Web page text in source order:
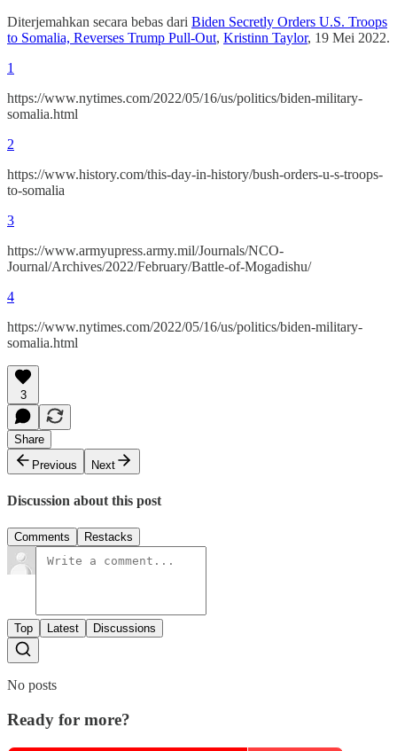
Diterjemahkan secara bebas dari Biden Secretly Orders U.S. Troops
to Somalia, Reverses Trump Pull-Out, Kristinn Taylor, 19 Mei 2022.
1
https://www.nytimes.com/2022/05/16/us/politics/biden-military-
somalia.html
2
https://www.history.com/this-day-in-history/bush-orders-u-s-troops-
to-somalia
3
https://www.armyupress.army.mil/Journals/NCO-
Journal/Archives/2022/February/Battle-of-Mogadishu/
4
https://www.nytimes.com/2022/05/16/us/politics/biden-military-
somalia.html
3
Share
Previous
Next
Discussion about this post
Comments Restacks
Top Latest Discussions
No posts
Ready for more?